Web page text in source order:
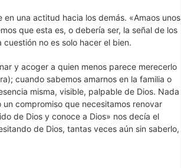
una actitud hacia los demás. «Amaos unos
que esta es, o debería ser, la señal de los
no es solo hacer el bien.
y acoger a quien menos parece merecerlo
cuando sabemos amarnos en la familia o
misma, visible, palpable de Dios. Nada
compromiso que necesitamos renovar
de Dios y conoce a Dios» nos decía el
de Dios, tantas veces aún sin saberlo,